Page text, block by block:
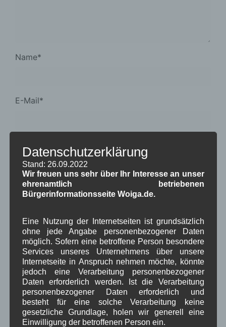
Name*
E-Mail*
Meinen Namen, E-Mail-Adresse und Website in
diesem Browser für meinen nächsten
*Datenschutzbedingungen akzeptieren
Datenschutzerklärung
Stand: 26.09.2022
Wir freuen uns sehr über Ihr Interesse an unser
ehrenamtlich betriebenen
Bürgerinformationsseite Woiga.de.
Eine Nutzung der Internetseiten ist grundsätzlich
ohne jede Angabe personenbezogener Daten
möglich. Sofern eine betroffene Person besondere
Services unseres Unternehmens über unsere
Internetseite in Anspruch nehmen möchte, könnte
jedoch eine Verarbeitung personenbezogener
Daten erforderlich werden. Ist die Verarbeitung
personenbezogener Daten erforderlich und
besteht für eine solche Verarbeitung keine
gesetzliche Grundlage, holen wir generell eine
Einwilligung der betroffenen Person ein.